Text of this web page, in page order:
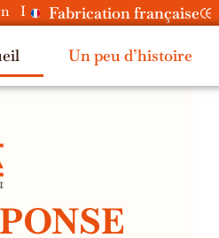
I Fabrication française
Un peu d’histoire